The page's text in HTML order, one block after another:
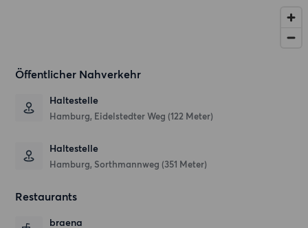
Öffentlicher Nahverkehr
Haltestelle
Hamburg, Eidelstedter Weg (122 Meter)
Haltestelle
Hamburg, Sorthmannweg (351 Meter)
Restaurants
braena